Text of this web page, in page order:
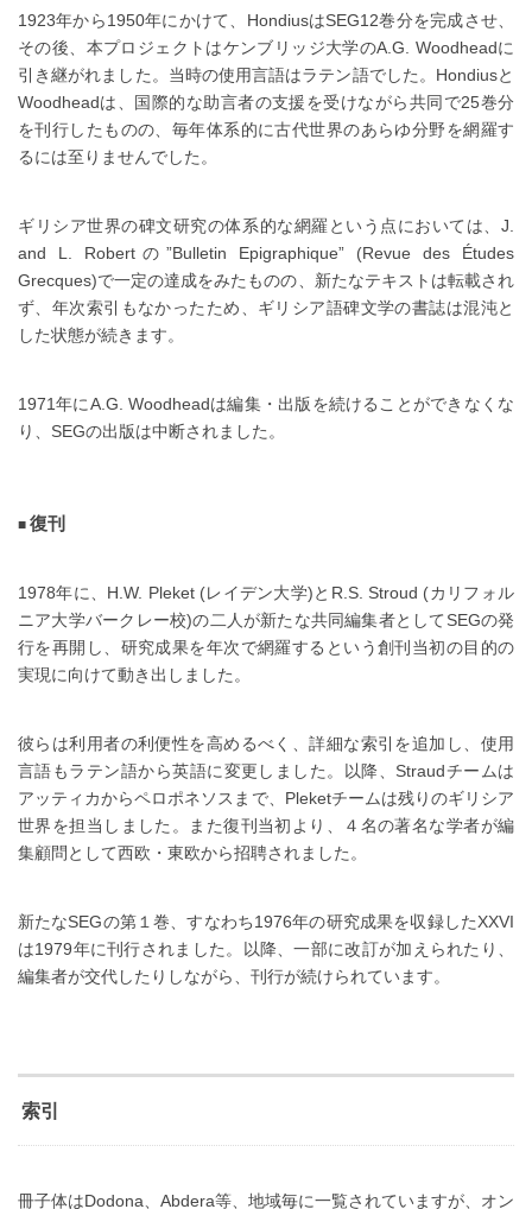
1923年から1950年にかけて、HondiusはSEG12巻分を完成させ、
その後、本プロジェクトはケンブリッジ大学のA.G. Woodheadに
引き継がれました。当時の使用言語はラテン語でした。Hondiusと
Woodheadは、国際的な助言者の支援を受けながら共同で25巻分
を刊行したものの、毎年体系的に古代世界のあらゆ分野を網羅す
るには至りませんでした。
ギリシア世界の碑文研究の体系的な網羅という点においては、J.
and L. Robertの”Bulletin Epigraphique” (Revue des Études
Grecques)で一定の達成をみたものの、新たなテキストは転載され
ず、年次索引もなかったため、ギリシア語碑文学の書誌は混沌と
した状態が続きます。
1971年にA.G. Woodheadは編集・出版を続けることができなくな
り、SEGの出版は中断されました。
復刊
1978年に、H.W. Pleket (レイデン大学)とR.S. Stroud (カリフォル
ニア大学バークレー校)の二人が新たな共同編集者としてSEGの発
行を再開し、研究成果を年次で網羅するという創刊当初の目的の
実現に向けて動き出しました。
彼らは利用者の利便性を高めるべく、詳細な索引を追加し、使用
言語もラテン語から英語に変更しました。以降、Straudチームは
アッティカからペロポネソスまで、Pleketチームは残りのギリシア
世界を担当しました。また復刊当初より、４名の著名な学者が編
集顧問として西欧・東欧から招聘されました。
新たなSEGの第１巻、すなわち1976年の研究成果を収録したXXVI
は1979年に刊行されました。以降、一部に改訂が加えられたり、
編集者が交代したりしながら、刊行が続けられています。
索引
冊子体はDodona、Abdera等、地域毎に一覧されていますが、オン